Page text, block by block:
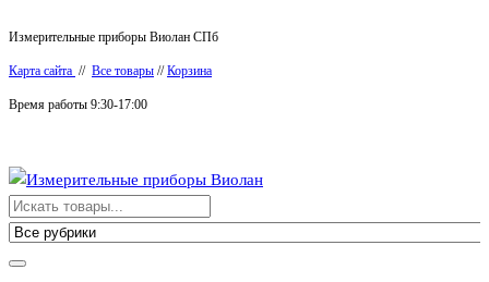
к
содержимому
Измерительные приборы Виолан СПб
Карта сайта // Все товары //Корзина
Время работы 9:30-17:00
Измерительные приборы Виолан